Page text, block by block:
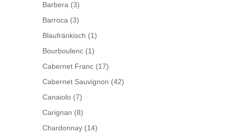
Barbera (3)
Barroca (3)
Blaufränkisch (1)
Bourboulenc (1)
Cabernet Franc (17)
Cabernet Sauvignon (42)
Canaiolo (7)
Carignan (8)
Chardonnay (14)